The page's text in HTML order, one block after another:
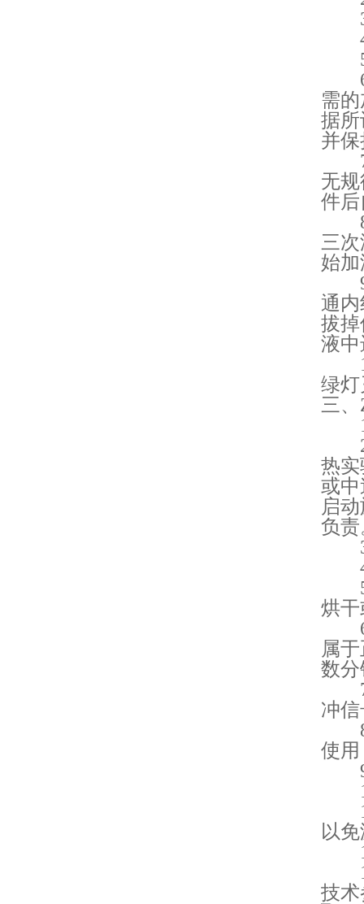
3.
4.
5.
6.
需
据
并
7.
无
件
8.
三
始
9.
通
拔
液
10.
绿
三
1
2.
热
或
启
负
3.
4.
5.
烘
6.
属
数
冲
8.
使
9.
11.
以
技